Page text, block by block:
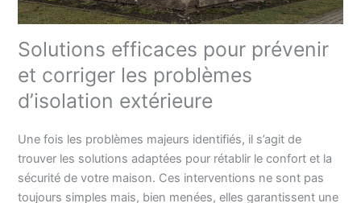
Solutions efficaces pour prévenir
et corriger les problèmes
d’isolation extérieure
Une fois les problèmes majeurs identifiés, il s’agit de
trouver les solutions adaptées pour rétablir le confort et la
sécurité de votre maison. Ces interventions ne sont pas
toujours simples mais, bien menées, elles garantissent une